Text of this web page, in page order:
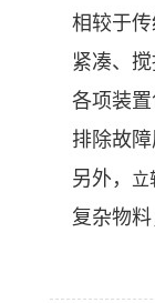
相较于
紧凑、搅
各项装
排除故障
另外，
立
复杂物